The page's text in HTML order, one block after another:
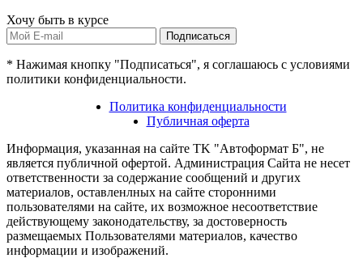
Хочу быть в курсе
Подписаться
* Нажимая кнопку "Подписаться", я соглашаюсь с условиями
политики конфиденциальности.
Политика конфиденциальности
Публичная оферта
Информация, указанная на сайте TK "Автоформат Б", не
является публичной офертой. Администрация Сайта не несет
ответственности за содержание сообщений и других
материалов, оставленлных на сайте сторонними
пользователями на сайте, их возможное несоответствие
действующему законодательству, за достоверность
размещаемых Пользователями материалов, качество
информации и изображений.